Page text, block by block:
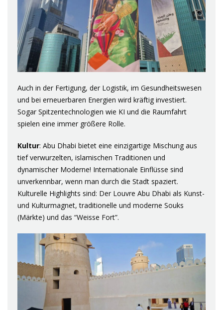
Auch in der Fertigung, der Logistik, im Gesundheitswesen
und bei erneuerbaren Energien wird kräftig investiert.
Sogar Spitzentechnologien wie KI und die Raumfahrt
spielen eine immer größere Rolle.
Kultur: Abu Dhabi bietet eine einzigartige Mischung aus
tief verwurzelten, islamischen Traditionen und
dynamischer Moderne! Internationale Einflüsse sind
unverkennbar, wenn man durch die Stadt spaziert.
Kulturelle Highlights sind: Der Louvre Abu Dhabi als Kunst-
und Kulturmagnet, traditionelle und moderne Souks
(Märkte) und das “Weisse Fort”.